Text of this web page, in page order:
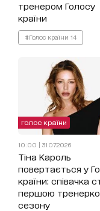
тренером Голосу
країни
#Голос країни 14
Голос країни
10:00 | 31.07.2026
Тіна Кароль
повертається у
країни: співачка
першою
сезону